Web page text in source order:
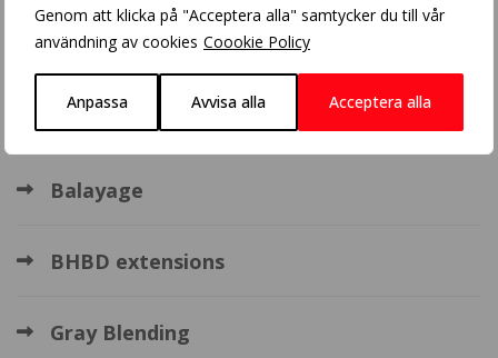
Genom att klicka på "Acceptera alla" samtycker du till vår
användning av cookies Coookie Policy
Anpassa Avvisa alla Acceptera alla
Populära inlägg
Crazy Color
Balayage
BHBD extensions
Gray Blending